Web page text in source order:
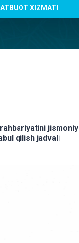
XIZMATI
qilish jadvali